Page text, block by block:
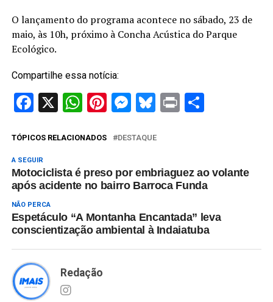
O lançamento do programa acontece no sábado, 23 de
maio, às 10h, próximo à Concha Acústica do Parque
Ecológico.
Compartilhe essa notícia:
Facebook
X WhatsApp
Pinterest
Messenger
Bluesky
PrintShare
TÓPICOS RELACIONADOS DESTAQUE
A SEGUIR
Motociclista é preso por embriaguez ao volante
após acidente no bairro Barroca Funda
NÃO PERCA
Espetáculo “A Montanha Encantada” leva
conscientização ambiental à Indaiatuba
Redação